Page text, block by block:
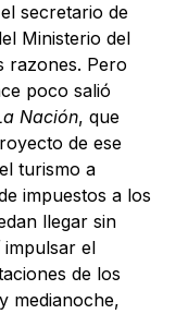
secretario de
Ministerio del
razones. Pero
poco salió
Nación, que
de ese
turismo a
impuestos a los
llegar sin
impulsar el
de los
medianoche,